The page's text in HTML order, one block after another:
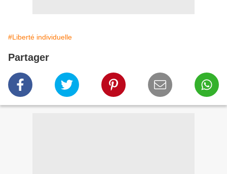
#Liberté individuelle
Partager